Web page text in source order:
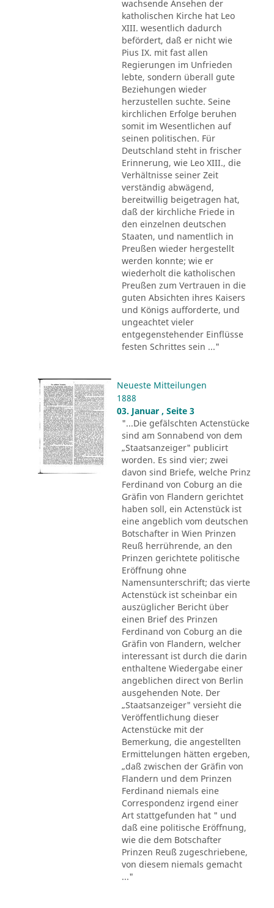
wachsende Ansehen der
katholischen Kirche hat Leo
XIII. wesentlich dadurch
befördert, daß er nicht wie
Pius IX. mit fast allen
Regierungen im Unfrieden
lebte, sondern überall gute
Beziehungen wieder
herzustellen suchte. Seine
kirchlichen Erfolge beruhen
somit im Wesentlichen auf
seinen politischen. Für
Deutschland steht in frischer
Erinnerung, wie Leo XIII., die
Verhältnisse seiner Zeit
verständig abwägend,
bereitwillig beigetragen hat,
daß der kirchliche Friede in
den einzelnen deutschen
Staaten, und namentlich in
Preußen wieder hergestellt
werden konnte; wie er
wiederholt die katholischen
Preußen zum Vertrauen in die
guten Absichten ihres Kaisers
und Königs aufforderte, und
ungeachtet vieler
entgegenstehender Einflüsse
festen Schrittes sein ..."
Neueste Mitteilungen
1888
03. Januar , Seite 3
"...Die gefälschten Actenstücke
sind am Sonnabend von dem
„Staatsanzeiger" publicirt
worden. Es sind vier; zwei
davon sind Briefe, welche Prinz
Ferdinand von Coburg an die
Gräfin von Flandern gerichtet
haben soll, ein Actenstück ist
eine angeblich vom deutschen
Botschafter in Wien Prinzen
Reuß herrührende, an den
Prinzen gerichtete politische
Eröffnung ohne
Namensunterschrift; das vierte
Actenstück ist scheinbar ein
auszüglicher Bericht über
einen Brief des Prinzen
Ferdinand von Coburg an die
Gräfin von Flandern, welcher
interessant ist durch die darin
enthaltene Wiedergabe einer
angeblichen direct von Berlin
ausgehenden Note. Der
„Staatsanzeiger" versieht die
Veröffentlichung dieser
Actenstücke mit der
Bemerkung, die angestellten
Ermittelungen hätten ergeben,
„daß zwischen der Gräfin von
Flandern und dem Prinzen
Ferdinand niemals eine
Correspondenz irgend einer
Art stattgefunden hat " und
daß eine politische Eröffnung,
wie die dem Botschafter
Prinzen Reuß zugeschriebene,
von diesem niemals gemacht
..."